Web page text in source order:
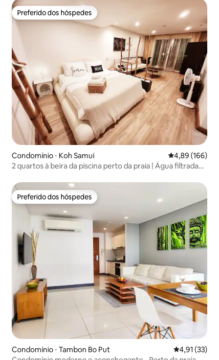
Preferido dos hóspedes
Preferido dos hóspedes
Condomínio ⋅ Koh Samui 4,89 de uma
4,89 (166)
2 quartos à beira da piscina perto da praia | Água filtrada
Preferido dos hóspedes
Preferido dos hóspedes
Condomínio ⋅ Tambon Bo Put 4,91 de uma
4,91 (33)